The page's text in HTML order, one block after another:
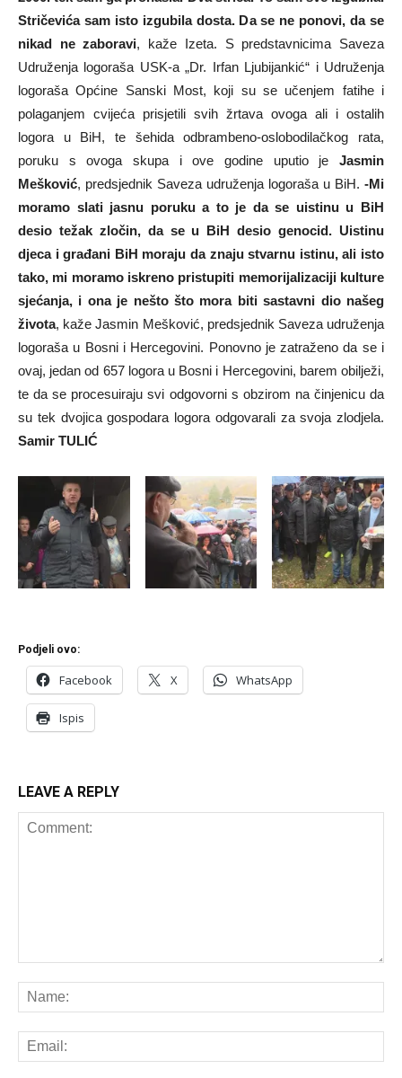
Stričevića sam isto izgubila dosta. Da se ne ponovi, da se
nikad ne zaboravi, kaže Izeta. S predstavnicima Saveza
Udruženja logoraša USK-a „Dr. Irfan Ljubijankić“ i Udruženja
logoraša Općine Sanski Most, koji su se učenjem fatihe i
polaganjem cvijeća prisjetili svih žrtava ovoga ali i ostalih
logora u BiH, te šehida odbrambeno-oslobodilačkog rata,
poruku s ovoga skupa i ove godine uputio je Jasmin
Mešković, predsjednik Saveza udruženja logoraša u BiH. -Mi
moramo slati jasnu poruku a to je da se uistinu u BiH
desio težak zločin, da se u BiH desio genocid. Uistinu
djeca i građani BiH moraju da znaju stvarnu istinu, ali isto
tako, mi moramo iskreno pristupiti memorijalizaciji kulture
sjećanja, i ona je nešto što mora biti sastavni dio našeg
života, kaže Jasmin Mešković, predsjednik Saveza udruženja
logoraša u Bosni i Hercegovini. Ponovno je zatraženo da se i
ovaj, jedan od 657 logora u Bosni i Hercegovini, barem obilježi,
te da se procesuiraju svi odgovorni s obzirom na činjenicu da
su tek dvojica gospodara logora odgovarali za svoja zlodjela.
Samir TULIĆ
Podjeli ovo:
Facebook X WhatsApp
Ispis
LEAVE A REPLY